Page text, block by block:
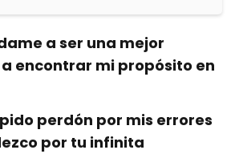
a ser una mejor
encontrar mi propósito en
perdón por mis errores
por tu infinita